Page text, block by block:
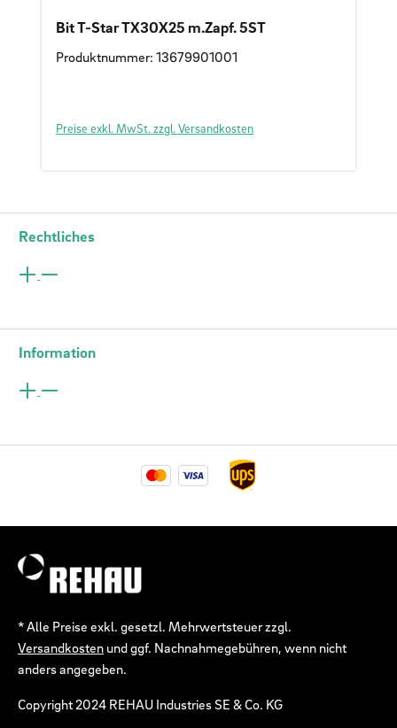
Bit T-Star TX30X25 m.Zapf. 5ST
Produktnummer: 13679901001
Preise exkl. MwSt. zzgl. Versandkosten
Rechtliches
Information
* Alle Preise exkl. gesetzl. Mehrwertsteuer zzgl.
Versandkosten und ggf. Nachnahmegebühren, wenn nicht
anders angegeben.
Copyright 2024 REHAU Industries SE & Co. KG